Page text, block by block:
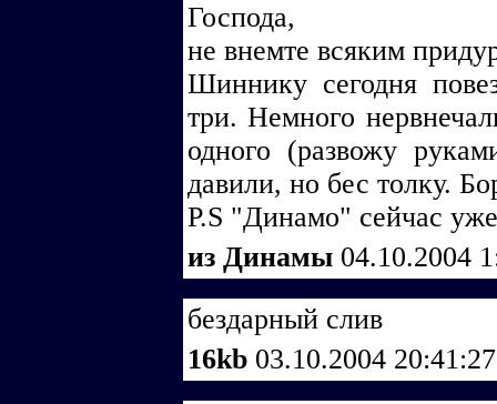
Господа,
не внемте всяким
Шиннику сегодня
три. Немного
одного (развожу
давили, но бес толку.
P.S "Динамо" сейчас
из Динамы 04.10.2004
бездарный слив
16kb 03.10.2004